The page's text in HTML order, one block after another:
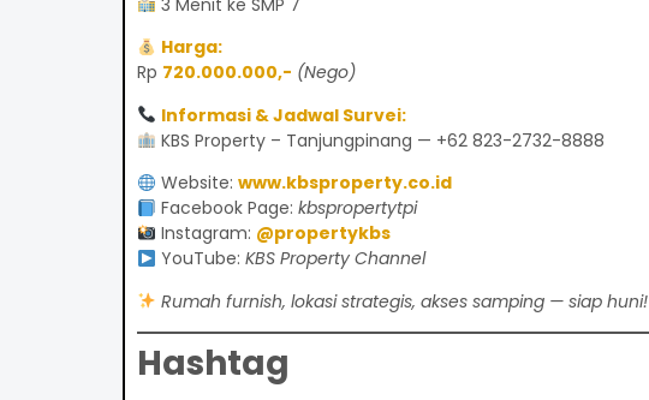
Harga:
Rp 720.000.000,- (Nego)
Informasi & Jadwal Survei:
KBS Property – Tanjungpinang — +62 823-2732-8888
Website: www.kbsproperty.co.id
Facebook Page: kbspropertytpi
Instagram: @propertykbs
YouTube: KBS Property Channel
Rumah furnish, lokasi strategis, akses samping — siap huni!
Hashtag